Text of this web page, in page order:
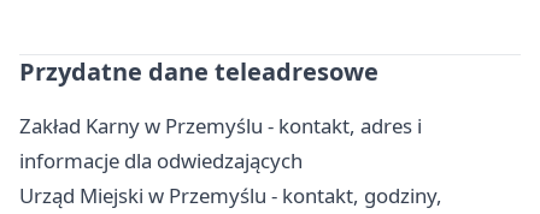
Przydatne dane teleadresowe
Zakład Karny w Przemyślu - kontakt, adres i
informacje dla odwiedzających
Urząd Miejski w Przemyślu - kontakt, godziny,